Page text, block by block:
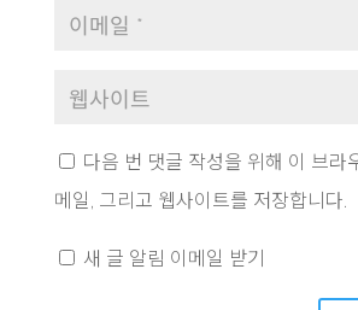
다음 번 댓글 작성을 위해 이 브라
메일, 그리고 웹사이트를 저장합니다.
새 글 알림 이메일 받기